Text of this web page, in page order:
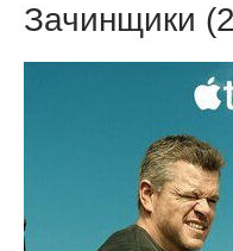
Зачинщики